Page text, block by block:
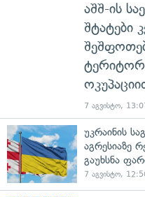
აშშ-ის
შტატები
7 აგვისტო,
უკრაინის
აგრესიაზე
გაუხსნა
7 აგვისტო,